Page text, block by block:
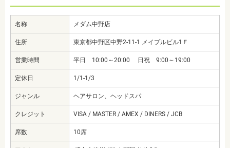
名称 メダム中野店
住所 東京都中野区中野2-11-1 メイプルビル1Ｆ
営業時間 平日 10:00～20:00 日祝 9:00～19:00
定休日 1/1-1/3
ジャンル ヘアサロン、ヘッドスパ
クレジット VISA / MASTER / AMEX / DINERS / JCB
席数 10席